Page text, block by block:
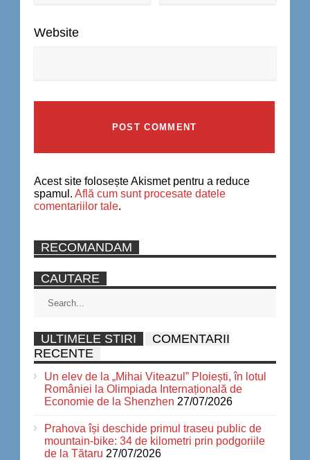
Website
Acest site folosește Akismet pentru a reduce
spamul. Află cum sunt procesate datele
comentariilor tale.
RECOMANDAM
CAUTARE
ULTIMELE STIRI
COMENTARII
RECENTE
Un elev de la „Mihai Viteazul” Ploiești, în lotul
României la Olimpiada Internațională de
Economie de la Shenzhen 27/07/2026
Prahova își deschide primul traseu public de
mountain-bike: 34 de kilometri prin podgoriile
de la Tătaru 27/07/2026